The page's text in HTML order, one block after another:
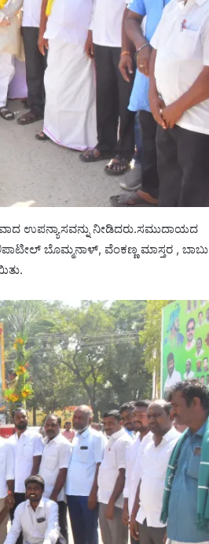
ಉಪನ್ಯಾಸವನ್ನು ನೀಡಿದರು.ಸಮುದಾಯದ
ಬೊಮ್ಮನಾಳ್, ವೆಂಕಣ್ಣ ಮಾಸ್ತರ , ಬಾಬು